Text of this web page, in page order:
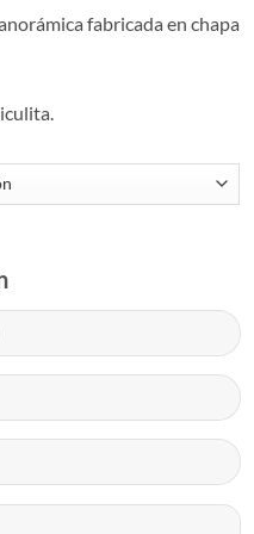
precios:
fabricada en chapa